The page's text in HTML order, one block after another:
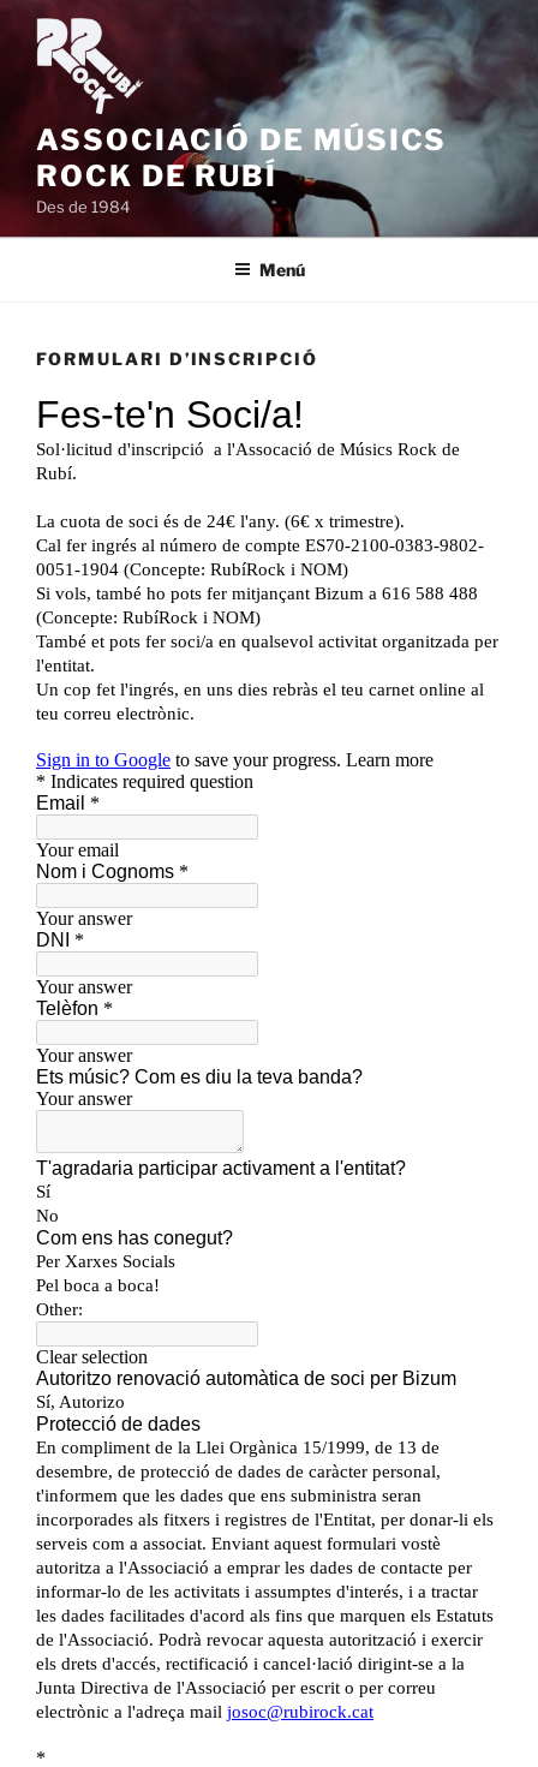
Vés
contingut
ASSOCIACIÓ DE MÚSICS
ROCK DE RUBÍ
Des de 1984
Menú
FORMULARI D’INSCRIPCIÓ